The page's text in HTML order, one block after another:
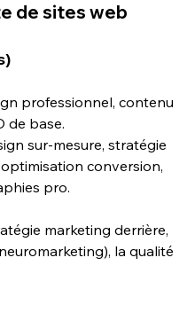
de sites web
professionnel, contenu
de base.
sur-mesure, stratégie
conversion,
pro.
marketing derrière,
la qualité